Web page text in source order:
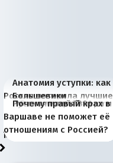
Анатомия уступки: как
Россия потеряла лучшие
рыбопромысловые
районы Баренцева
моря
Большевики
отличаются от «Яблока»
тем, что они -
победители
Киевская марионетка
Запада рассказала о
«переобувании» хозяев
В России назрели
перемены: 15 шагов к
суверенной экономике
Миграционный пожар
Европы
Россия начинает
сбрасывать балласт
Анкориджа
Россия зимой 1904
года: первые уступки во
внутренней политике
Русская нация вчера и
сегодня
Почему правый крах в
Варшаве не поможет её
отношениям с Россией?